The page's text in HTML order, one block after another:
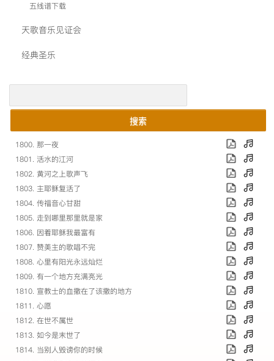
五线谱下载
天歌音乐见证会
经典圣乐
搜索
1800. 那一夜
1801. 活水的江河
1802. 黄河之上歌声飞
1803. 主耶稣复活了
1804. 传福音心甘甜
1805. 走到哪里那里就是家
1806. 因着耶稣我最富有
1807. 赞美主的歌唱不完
1808. 心里有阳光永远灿烂
1809. 有一个地方充满亮光
1810. 宣教士的血撒在了该撒的地方
1811. 心愿
1812. 在世不属世
1813. 如今是末世了
1814. 当别人毁谤你的时候